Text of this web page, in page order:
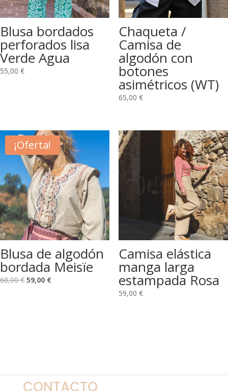
Blusa bordados
perforados lisa
Verde Agua
55,00 €
Chaqueta /
Camisa de
algodón con
botones
asimétricos (WT)
65,00 €
¡Oferta!
Blusa de algodón
bordada Meisïe
68,00€ El
59,00 €El
Camisa elástica
manga larga
estampada Rosa
59,00 €
CONTACTO